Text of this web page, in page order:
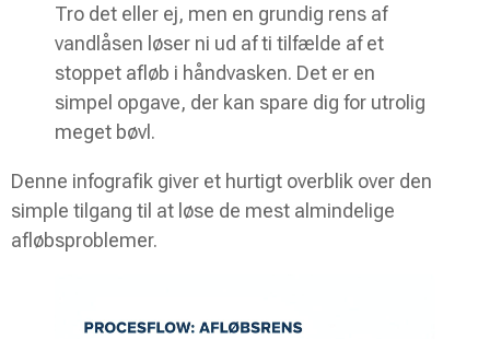
Tro det eller ej, men en grundig rens af
vandlåsen løser ni ud af ti tilfælde af et
stoppet afløb i håndvasken. Det er en
simpel opgave, der kan spare dig for utrolig
meget bøvl.
Denne infografik giver et hurtigt overblik over den
simple tilgang til at løse de mest almindelige
afløbsproblemer.